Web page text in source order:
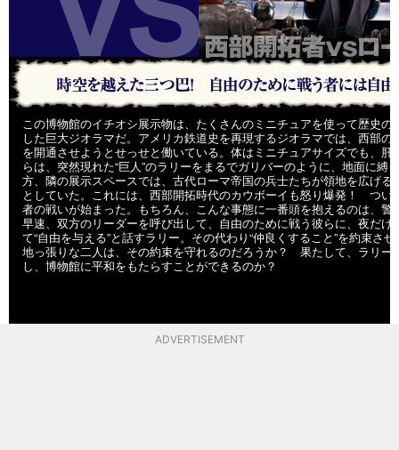
この博物館のイチオシ展示物は、たくさんのミニチュアを使って歴史の
した巨大ジオラマだ。アメリカ鉄道史を再現するジオラマでは、西部の
を開通させようとせっせと働いている。体はミニチュアサイズでも、肝
らは、突然現れた“巨人”のラリーをまるでガリバーのように、地面に縛
方、隣の展示スペースでは、古代ローマ帝国の兵士たちが領地を広げる
としていた。これには、西部開拓時代のカウボーイも怒り爆発！ つい
者の戦いが始まった。もちろん、こんな事態に一番頭を抱えるのは、警
早速、双方のリーダーを呼び出して、自由のために戦う彼らに、夜だけ
て“自由を与える”と話すラリー。その代わり“仲良くすること”を約束
地っ張りな二人は、その約束を守れるのだろうか？ 果たして、ラリー
し、博物館に平和をもたらすことができるのか？
ADVERTISEMENT